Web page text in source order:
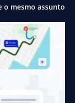
o mesmo assunto